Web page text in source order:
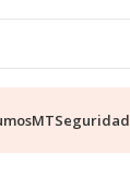
MTSeguridad